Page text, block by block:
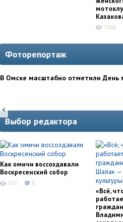
2586
Фоторепортаж
В Омске масштабно отметили День
Выбор редактора
Как омичи воссоздавали
Воскресенский собор
557 0
«Всё,